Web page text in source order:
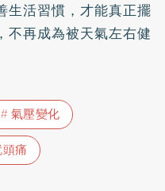
生活習慣，才能真正擺
不再成為被天氣左右健
氣壓變化
痛